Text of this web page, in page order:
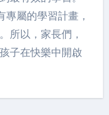
屬的學習計畫，
所以，家長們，
子在快樂中開啟